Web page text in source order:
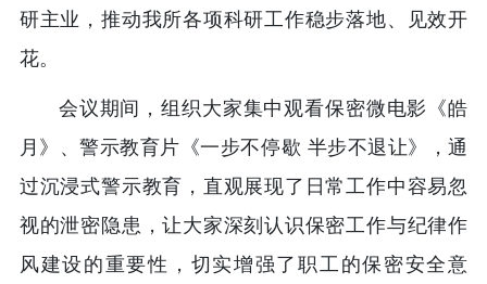
研主业，推动我所各项科研工作稳步落地、见效开
花。
会议期间，组织大家集中观看保密微电影《皓
月》、警示教育片《一步不停歇 半步不退让》，通
过沉浸式警示教育，直观展现了日常工作中容易忽
视的泄密隐患，让大家深刻认识保密工作与纪律作
风建设的重要性，切实增强了职工的保密安全意